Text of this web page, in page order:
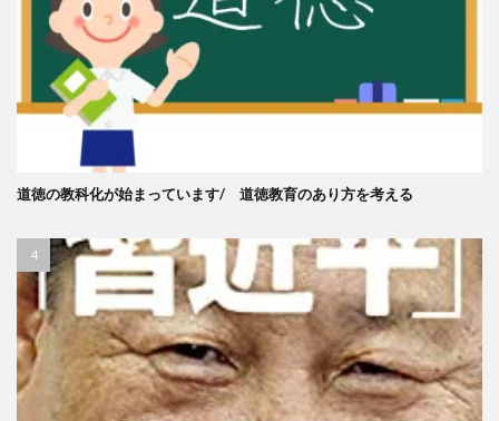
道徳の教科化が始まっています/ 道徳教育のあり方を考える